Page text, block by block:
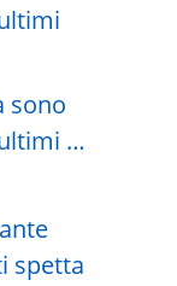
sono
…